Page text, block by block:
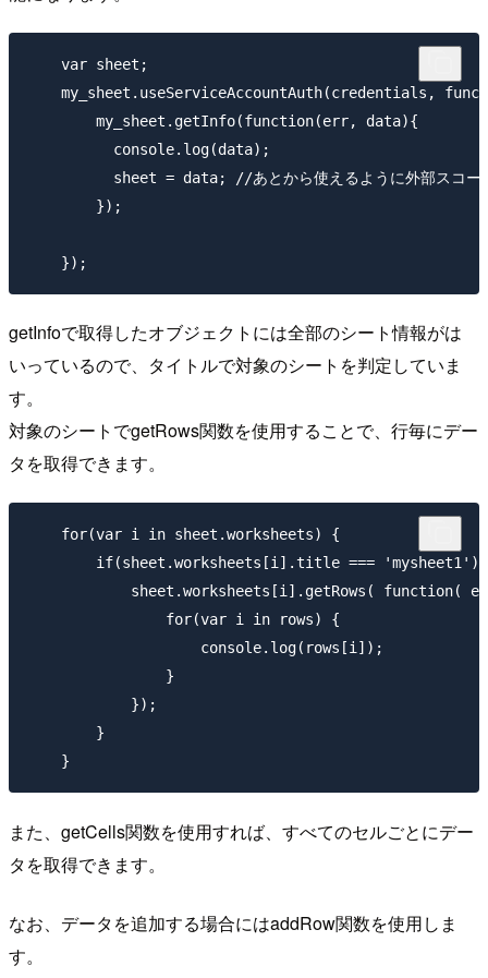
    var sheet;
my_sheet.useServiceAccountAuth(credentials,
        my_sheet.getInfo(function(err, data){
          console.log(data);
sheet = data; //あとから使えるように外部スコー
        });
getInfoで取得したオブジェクトには全部のシート情報がは
いっているので、タイトルで対象のシートを判定していま
す。
対象のシートでgetRows関数を使用することで、行毎にデー
タを取得できます。
    for(var i in sheet.worksheets) {
if(sheet.worksheets[i].title === 'mysheet1')
sheet.worksheets[i].getRows( function(
                for(var i in rows) {
                    console.log(rows[i]);
                }
            });
        }
また、getCells関数を使用すれば、すべてのセルごとにデー
タを取得できます。
なお、データを追加する場合にはaddRow関数を使用しま
す。